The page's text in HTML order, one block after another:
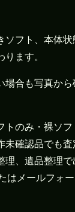
ソフト、本体
ます。
場合も写真から
トのみ・裸ソ
確認品でも査
理、遺品整理
はメールフォ